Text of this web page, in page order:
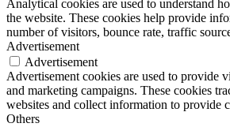
Analytical cookies are used to understand
the website. These cookies help provide
number of visitors, bounce rate, traffic
Advertisement
Advertisement
Advertisement cookies are used to provide
and marketing campaigns. These cookies
websites and collect information to provide
Others